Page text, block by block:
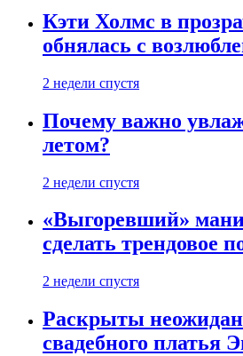
Кэти Холмс в
обнялась с
2 недели спустя
Почему важно
летом?
2 недели спустя
«Выгоревший»
сделать трендовое
2 недели спустя
Раскрыты
свадебного платья